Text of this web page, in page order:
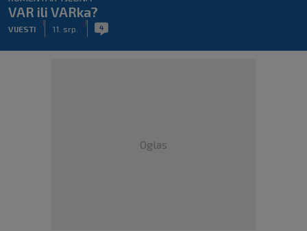
VAR ili VARka?
VIJESTI 11. srp. 4
Oglas